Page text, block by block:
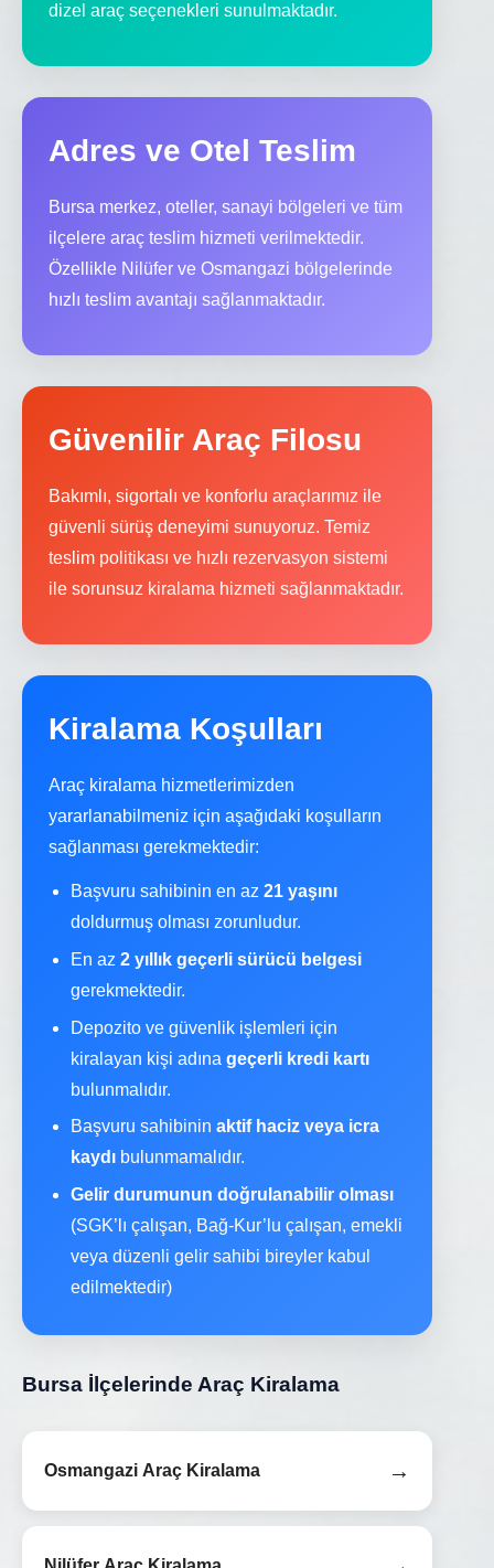
dizel araç seçenekleri sunulmaktadır.
Adres ve Otel Teslim
Bursa merkez, oteller, sanayi bölgeleri ve tüm
ilçelere araç teslim hizmeti verilmektedir.
Özellikle Nilüfer ve Osmangazi bölgelerinde
hızlı teslim avantajı sağlanmaktadır.
Güvenilir Araç Filosu
Bakımlı, sigortalı ve konforlu araçlarımız ile
güvenli sürüş deneyimi sunuyoruz. Temiz
teslim politikası ve hızlı rezervasyon sistemi
ile sorunsuz kiralama hizmeti sağlanmaktadır.
Kiralama Koşulları
Araç kiralama hizmetlerimizden
yararlanabilmeniz için aşağıdaki koşulların
sağlanması gerekmektedir:
Başvuru sahibinin en az 21 yaşını
doldurmuş olması zorunludur.
En az 2 yıllık geçerli sürücü belgesi
gerekmektedir.
Depozito ve güvenlik işlemleri için
kiralayan kişi adına geçerli kredi kartı
bulunmalıdır.
Başvuru sahibinin aktif haciz veya icra
kaydı bulunmamalıdır.
Gelir durumunun doğrulanabilir olması
(SGK’lı çalışan, Bağ-Kur’lu çalışan, emekli
veya düzenli gelir sahibi bireyler kabul
edilmektedir)
Bursa İlçelerinde Araç Kiralama
Osmangazi Araç Kiralama →